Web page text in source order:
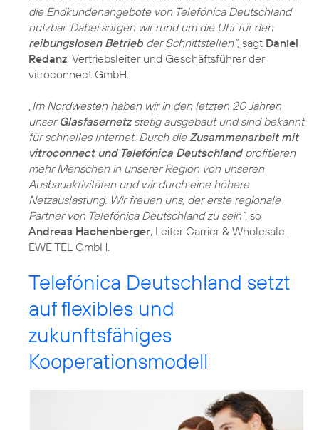
die Endkundenangebote von Telefónica Deutschland
nutzbar. Dabei sorgen wir rund um die Uhr für den
reibungslosen Betrieb der Schnittstellen“, sagt Daniel
Redanz, Vertriebsleiter und Geschäftsführer der
vitroconnect GmbH.
„Im Nordwesten haben wir in den letzten 20 Jahren
unser Glasfasernetzstetig ausgebaut und sind bekannt
für schnelles Internet. Durch die Zusammenarbeit mit
vitroconnect und Telefónica Deutschlandprofitieren
mehr Menschen in unserer Region von unseren
Ausbauaktivitäten und wir durch eine höhere
Netzauslastung. Wir freuen uns, der erste regionale
Partner von Telefónica Deutschland zu sein“, so
Andreas Hachenberger, Leiter Carrier & Wholesale,
EWE TEL GmbH.
Telefónica Deutschland setzt
auf flexibles und
zukunftsfähiges
Kooperationsmodell